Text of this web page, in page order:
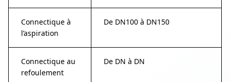
Connectique à
l’aspiration
De DN100 à DN150
Connectique au
refoulement
De DN à DN